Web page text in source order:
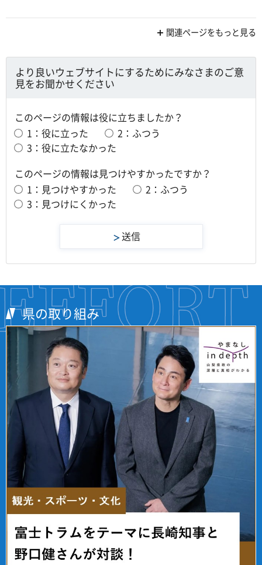
関連ページをもっと見る
より良いウェブサイトにするためにみなさまのご意
見をお聞かせください
このページの情報は役に立ちましたか？
1：役に立った
2：ふつう
3：役に立たなかった
このページの情報は見つけやすかったですか？
1：見つけやすかった
2：ふつう
3：見つけにくかった
県の取り組み